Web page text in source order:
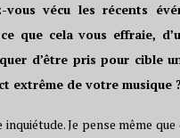
vous vécu les récents
que cela vous effraie,
d’être pris pour cible
extrême de votre musique ?
inquiétude. Je pense même